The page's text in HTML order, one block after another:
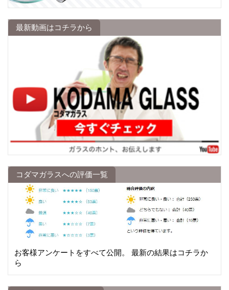
最新動画はコチラから
コダマガラスへの評価一覧
お客様アンケートをすべて公開。 最新の結果はコチラか
ら